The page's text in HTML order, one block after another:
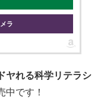
ラ
ヤれる科学リテラシ
中です！